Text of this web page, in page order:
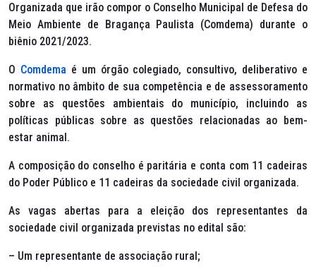
Organizada que irão compor o Conselho Municipal de Defesa do
Meio Ambiente de Bragança Paulista (Comdema) durante o
biênio 2021/2023.
O Comdema é um órgão colegiado, consultivo, deliberativo e
normativo no âmbito de sua competência e de assessoramento
sobre as questões ambientais do município, incluindo as
políticas públicas sobre as questões relacionadas ao bem-
estar animal.
A composição do conselho é paritária e conta com 11 cadeiras
do Poder Público e 11 cadeiras da sociedade civil organizada.
As vagas abertas para a eleição dos representantes da
sociedade civil organizada previstas no edital são:
– Um representante de associação rural;